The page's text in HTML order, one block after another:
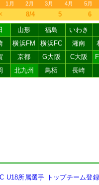
1月 2月 3月 4月 5月
8/4 5 6
山形 福島
いわき
横浜FM 横浜FC 湘南
京都 G大阪 C大阪
北九州 鳥栖 長崎
U18所属選手 トップチーム登